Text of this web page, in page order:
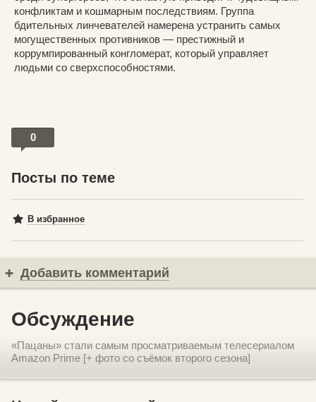
конфликтам и кошмарным последствиям. Группа
бдительных линчевателей намерена устранить самых
могущественных противников — престижный и
коррумпированный конгломерат, который управляет
людьми со сверхспособностями.
0
Посты по теме
В избранное
Добавить комментарий
Обсуждение
«Пацаны» стали самым просматриваемым телесериалом
Amazon Prime [+ фото со съёмок второго сезона]